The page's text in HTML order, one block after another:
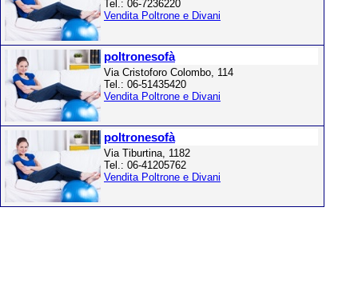
Tel.: 06-7236220
Vendita Poltrone e Divani
poltronesofà
Via Cristoforo Colombo, 114
Tel.: 06-51435420
Vendita Poltrone e Divani
poltronesofà
Via Tiburtina, 1182
Tel.: 06-41205762
Vendita Poltrone e Divani